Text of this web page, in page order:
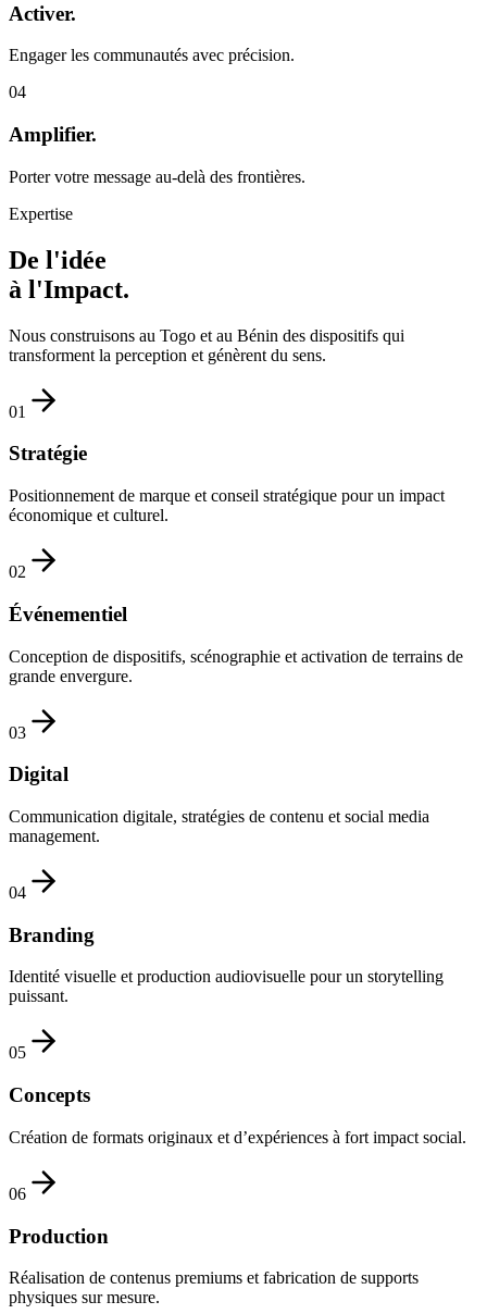
Activer.
Engager les communautés avec précision.
04
Amplifier.
Porter votre message au-delà des frontières.
Expertise
De l'idée
à l'Impact.
Nous construisons au Togo et au Bénin des dispositifs qui
transforment la perception et génèrent du sens.
01
Stratégie
Positionnement de marque et conseil stratégique pour un impact
économique et culturel.
02
Événementiel
Conception de dispositifs, scénographie et activation de terrains de
grande envergure.
03
Digital
Communication digitale, stratégies de contenu et social media
management.
04
Branding
Identité visuelle et production audiovisuelle pour un storytelling
puissant.
05
Concepts
Création de formats originaux et d’expériences à fort impact social.
06
Production
Réalisation de contenus premiums et fabrication de supports
physiques sur mesure.